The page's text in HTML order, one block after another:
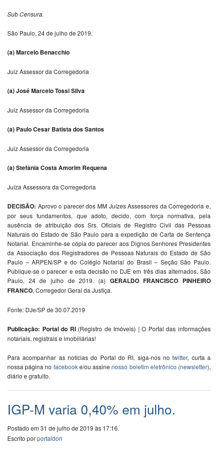
Sub Censura.
São Paulo, 24 de julho de 2019.
(a) Marcelo Benacchio
Juiz Assessor da Corregedoria
(a) José Marcelo Tossi Silva
Juiz Assessor da Corregedoria
(a) Paulo Cesar Batista dos Santos
Juiz Assessor da Corregedoria
(a) Stefânia Costa Amorim Requena
Juíza Assessora da Corregedoria
DECISÃO: Aprovo o parecer dos MM Juízes Assessores da Corregedoria e,
por seus fundamentos, que adoto, decido, com força normativa, pela
ausência de atribuição dos Srs. Oficiais de Registro Civil das Pessoas
Naturais do Estado de São Paulo para a expedição de Carta de Sentença
Notarial. Encaminhe-se cópia do parecer aos Dignos Senhores Presidentes
da Associação dos Registradores de Pessoas Naturais do Estado de São
Paulo – ARPEN/SP e do Colégio Notarial do Brasil – Seção São Paulo.
Publique-se o parecer e esta decisão no DJE em três dias alternados. São
Paulo, 24 de julho de 2019. (a) GERALDO FRANCISCO PINHEIRO
FRANCO, Corregedor Geral da Justiça.
Fonte: DJe/SP de 30.07.2019
Publicação: Portal do RI(Registro de Imóveis) | O Portal das informações
notariais, registrais e imobiliárias!
Para acompanhar as notícias do Portal do RI, siga-nos notwitter, curta a
nossa página no facebooke/ou assinenosso boletim eletrônico (newsletter),
diário e gratuito.
IGP-M varia 0,40% em julho.
Postado em 31 de julho de 2019 às 17:16.
Escrito porportaldori